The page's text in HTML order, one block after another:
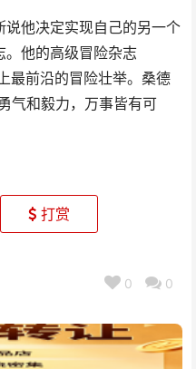
他决定实现自己的另一个
。他的高级冒险杂志
最前沿的冒险壮举。桑德
气和毅力，万事皆有可
打赏
0 0